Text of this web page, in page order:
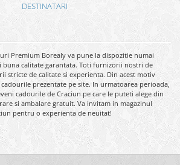
DESTINATARI
Premium Borealy va pune la dispozitie numai
buna calitate garantata. Toti furnizorii nostri de
stricte de calitate si experienta. Din acest motiv
prezentate pe site. In urmatoarea perioada,
cadourile de Craciun pe care le puteti alege din
si ambalare gratuit. Va invitam in magazinul
pentru o experienta de neuitat!